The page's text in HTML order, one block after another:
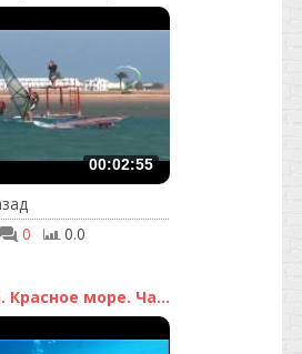
00:02:55
0 0.0
Красное море. Ча...